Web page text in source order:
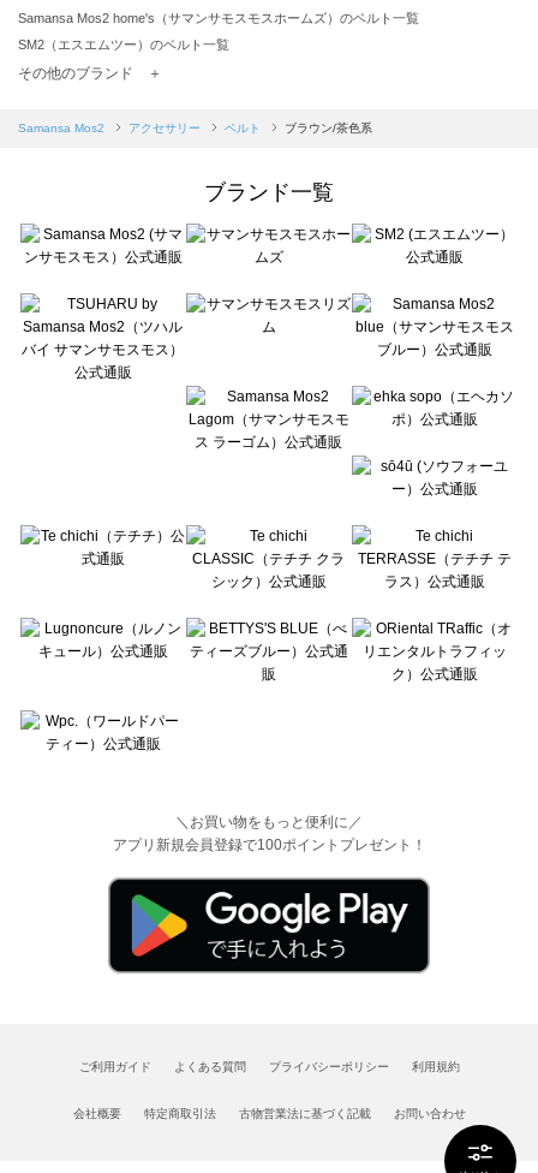
Samansa Mos2 home's（サマンサモスモスホームズ）のベルト一覧
SM2（エスエムツー）のベルト一覧
TSUHARU by Samansa Mos2（ツハルバイサマンサモスモス）のベルト一覧
Samansa Mos2 blue（サマンサモスモス ブルー）のベルト一覧
sō4ū（ソウフォーユー）のベルト一覧
Te chichi（テチチ）のベルト一覧
Te chichi CLASSIC（テチチ クラシック）のベルト一覧
Lugnoncure（ルノンキュール）のベルト一覧
BETTY'S BLUE（べティーズブルー）のベルト一覧
Wpc.（ワールドパーティー）のベルト一覧
その他のブランド ＋
Samansa Mos2 アクセサリー ベルト ブラウン/茶色系
ブランド一覧
＼お買い物をもっと便利に／
アプリ新規会員登録で100ポイントプレゼント！
ご利用ガイド よくある質問 プライバシーポリシー 利用規約
会社概要 特定商取引法 古物営業法に基づく記載 お問い合わせ